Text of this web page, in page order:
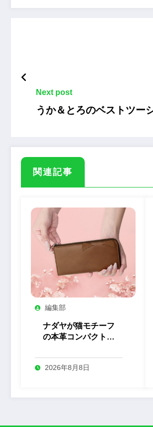
Next post
うか＆とろのベストツー
関連記事
編集部
ナダヤが猫モチーフ
の本革コンパクト長
2026年8月8日